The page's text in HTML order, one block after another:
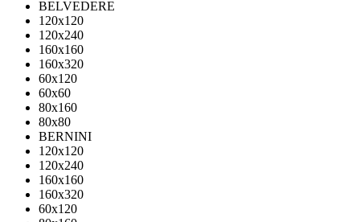
BELVEDERE
120x120
120x240
160x160
160x320
60x120
60x60
80x160
80x80
BERNINI
120x120
120x240
160x160
160x320
60x120